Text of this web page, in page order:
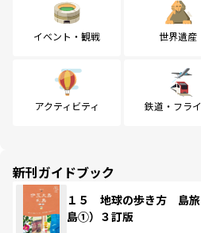
イベント・観戦 世界遺産
アクティビティ 鉄道・フラ
新刊ガイドブック
１５ 地球の歩き方 島
島①）３訂版